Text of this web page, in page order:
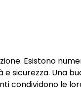
Esistono
sicurezza. Una
condividono le